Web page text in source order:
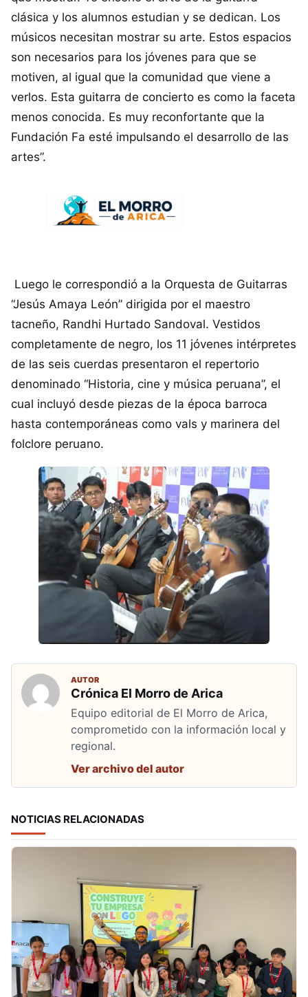
clásica y los alumnos estudian y se dedican. Los
músicos necesitan mostrar su arte. Estos espacios
son necesarios para los jóvenes para que se
motiven, al igual que la comunidad que viene a
verlos. Esta guitarra de concierto es como la faceta
menos conocida. Es muy reconfortante que la
Fundación Fa esté impulsando el desarrollo de las
artes”.
Luego le correspondió a la Orquesta de Guitarras
“Jesús Amaya León” dirigida por el maestro
tacneño, Randhi Hurtado Sandoval. Vestidos
completamente de negro, los 11 jóvenes intérpretes
de las seis cuerdas presentaron el repertorio
denominado “Historia, cine y música peruana”, el
cual incluyó desde piezas de la época barroca
hasta contemporáneas como vals y marinera del
folclore peruano.
AUTOR
Crónica El Morro de Arica
Equipo editorial de El Morro de Arica,
comprometido con la información local y
regional.
Ver archivo del autor
NOTICIAS RELACIONADAS